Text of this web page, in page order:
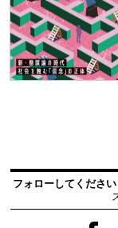
フォローしてください